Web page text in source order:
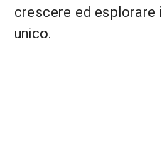
crescere ed esplorare
unico.